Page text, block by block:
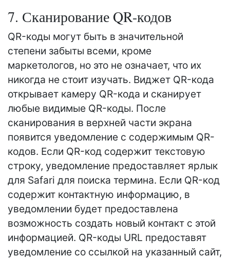
7. Сканирование QR-кодов
QR-коды могут быть в значительной
степени забыты всеми, кроме
маркетологов, но это не означает, что их
никогда не стоит изучать. Виджет QR-кода
открывает камеру QR-кода и сканирует
любые видимые QR-коды. После
сканирования в верхней части экрана
появится уведомление с содержимым QR-
кодов. Если QR-код содержит текстовую
строку, уведомление предоставляет ярлык
для Safari для поиска термина. Если QR-код
содержит контактную информацию, в
уведомлении будет предоставлена ​​
возможность создать новый контакт с этой
информацией. QR-коды URL предоставят
уведомление со ссылкой на указанный сайт,